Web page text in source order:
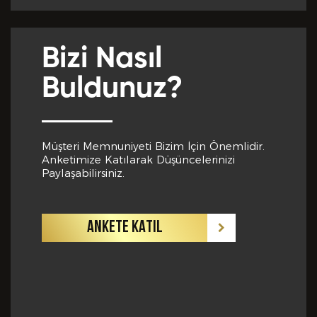
Bizi Nasıl
Buldunuz?
Müşteri Memnuniyeti Bizim İçin Önemlidir.
Anketimize Katılarak Düşüncelerinizi
Paylaşabilirsiniz.
ANKETE KATIL
Yabancı Dil *
Referanslar *